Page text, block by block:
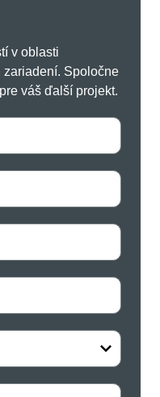
v oblasti
zariadení. Spoločne
váš ďalší projekt.